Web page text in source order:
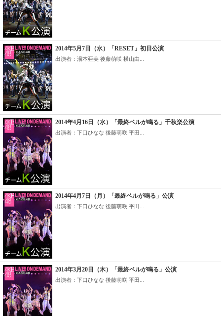
2014年5月7日（水）「RESET」初日公演
出演者：湯本亜美 後藤萌咲 横山由...
2014年4月16日（水）「最終ベルが鳴る」千秋楽公演
出演者：下口ひなな 後藤萌咲 平田...
2014年4月7日（月）「最終ベルが鳴る」公演
出演者：下口ひなな 後藤萌咲 平田...
2014年3月20日（木）「最終ベルが鳴る」公演
出演者：下口ひなな 後藤萌咲 平田...